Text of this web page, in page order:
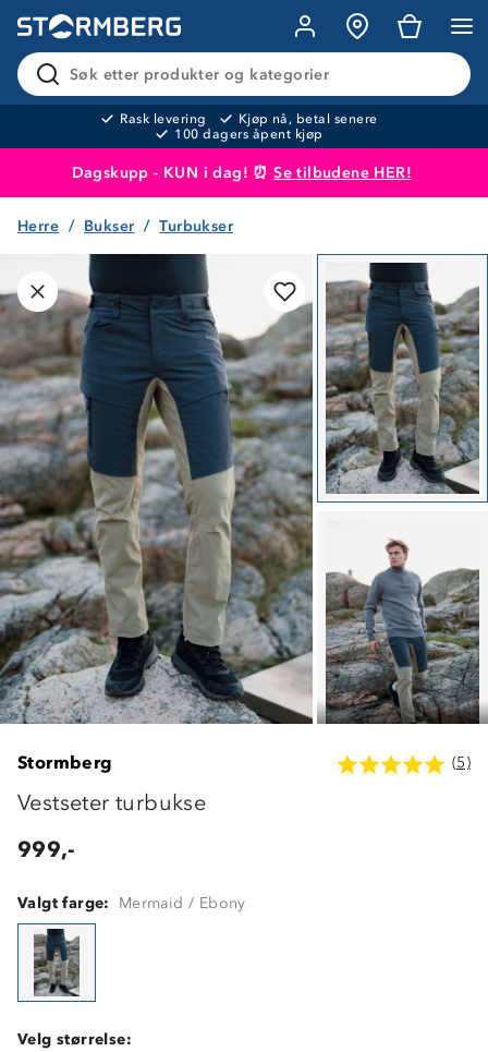
Søk etter produkter og kategorier
Rask levering
Kjøp nå, betal senere
100 dagers åpent kjøp
Dagskupp - KUN i dag! ⏰Se tilbudene HER!
Produktet er lagt i handlekurven
Herre Bukser Turbukser
Stormberg (5)
Vestseter turbukse
999,-
Valgt farge: Mermaid / Ebony
Velg størrelse: